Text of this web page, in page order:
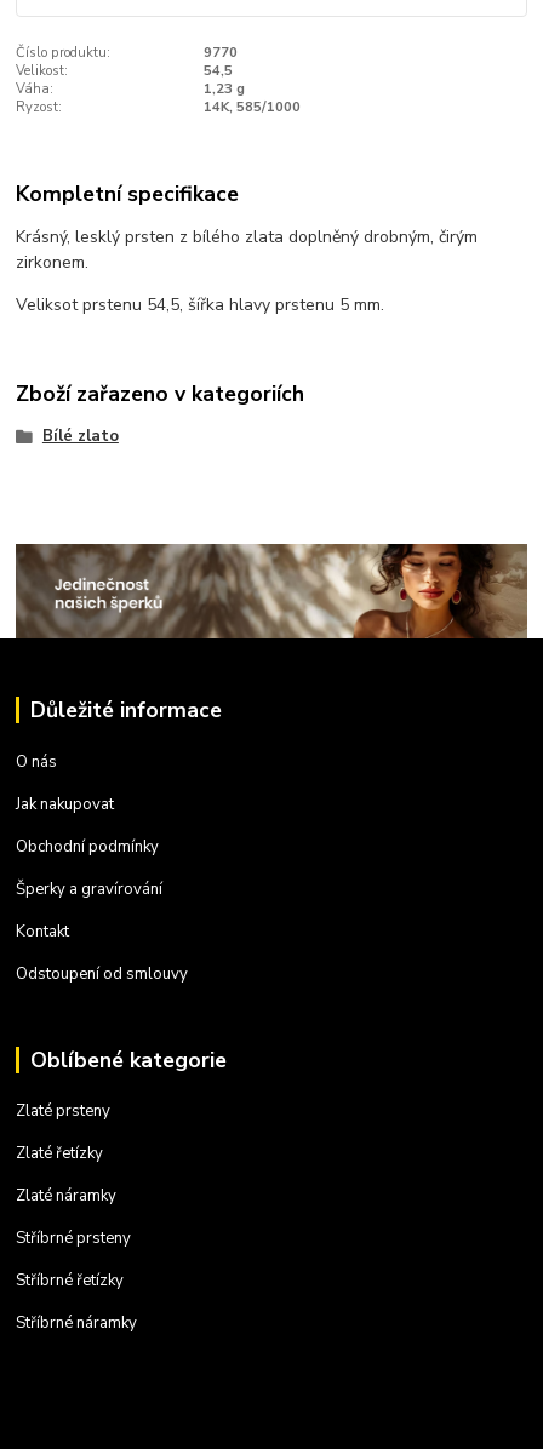
Číslo produktu:
9770
Velikost:
54,5
Váha:
1,23 g
Ryzost:
14K, 585/1000
Kompletní specifikace
Krásný, lesklý prsten z bílého zlata doplněný drobným, čirým
zirkonem.
Veliksot prstenu 54,5, šířka hlavy prstenu 5 mm.
Zboží zařazeno v kategoriích
Bílé zlato
Důležité informace
O nás
Jak nakupovat
Obchodní podmínky
Šperky a gravírování
Kontakt
Odstoupení od smlouvy
Oblíbené kategorie
Zlaté prsteny
Zlaté řetízky
Zlaté náramky
Stříbrné prsteny
Stříbrné řetízky
Stříbrné náramky